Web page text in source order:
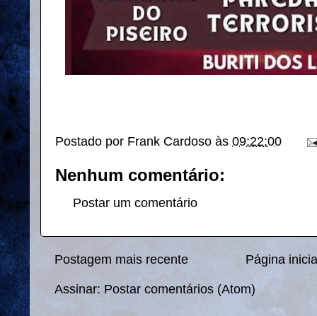
Postado por Frank Cardoso às 09:22:00
Nenhum comentário:
Postar um comentário
Postagem mais recente Página
Assinar: Postar comentários (Atom)